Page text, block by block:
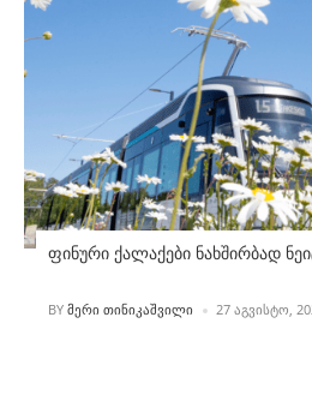
ფინური ქალაქები ნახშირბად
POSTED
BY ᲛᲔᲠᲘ ᲗᲘᲜᲘᲙᲐᲨᲕᲘᲚᲘ 27 ᲐᲒᲕᲘᲡᲢᲝ,